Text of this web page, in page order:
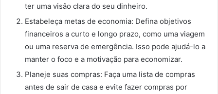
ter uma visão clara do seu dinheiro.
Estabeleça metas de economia: Defina objetivos
financeiros a curto e longo prazo, como uma viagem
ou uma reserva de emergência. Isso pode ajudá-lo a
manter o foco e a motivação para economizar.
Planeje suas compras: Faça uma lista de compras
antes de sair de casa e evite fazer compras por